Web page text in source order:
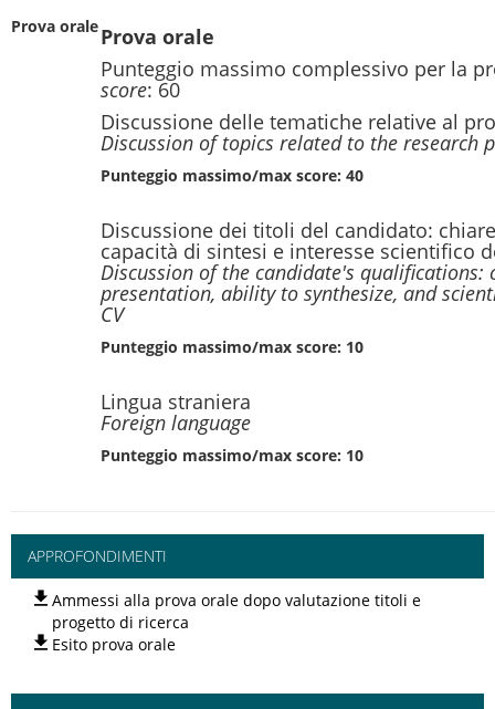
Prova oraleProva orale
Punteggio massimo complessivo per la
score: 60
Discussione delle tematiche relative al
Discussion of topics related to the research
Punteggio massimo/max score: 40
Discussione dei titoli del candidato:
capacità di sintesi e interesse scientifico
Discussion of the candidate's qualifications:
presentation, ability to synthesize, and
CV
Punteggio massimo/max score: 10
Lingua straniera
Foreign language
Punteggio massimo/max score: 10
APPROFONDIMENTI
Ammessi alla prova orale dopo valutazione titoli e
progetto di ricerca
Esito prova orale